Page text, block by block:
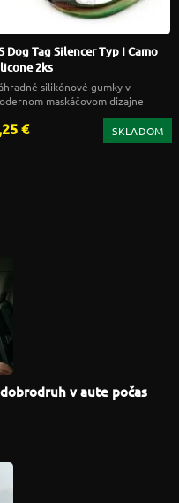
Dog Tag Silencer Typ I Camo
2ks
silikónové gumky v
maskáčovom dizajne
€ SKLADOM
v aute počas